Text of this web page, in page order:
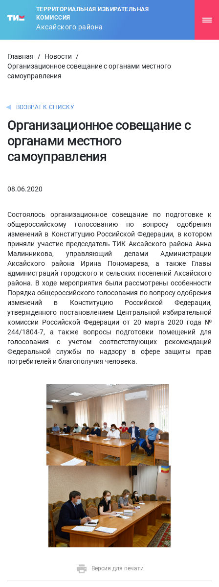
ТЕРРИТОРИАЛЬНАЯ ИЗБИРАТЕЛЬНАЯ
КОМИССИЯ
Аксайского района
Главная / Новости
/
Организационное совещание с органами местного
самоуправления
ВОЗВРАТ К СПИСКУ
Организационное совещание с
органами местного
самоуправления
08.06.2020
Состоялось организационное совещание по подготовке к
общероссийскому голосованию по вопросу одобрения
изменений в Конституцию Российской Федерации, в котором
приняли участие председатель ТИК Аксайского района Анна
Малинникова, управляющий делами Администрации
Аксайского района Ирина Пономарева, а также Главы
администраций городского и сельских поселений Аксайского
района. В ходе мероприятия были рассмотрены особенности
Порядка общероссийского голосования по вопросу одобрения
изменений в Конституцию Российской Федерации,
утвержденного постановлением Центральной избирательной
комиссии Российской Федерации от 20 марта 2020 года №
244/1804-7, а также вопросы подготовки помещений для
голосования с учетом соответствующих рекомендаций
Федеральной службы по надзору в сфере защиты прав
потребителей и благополучия человека.
Версия для печати